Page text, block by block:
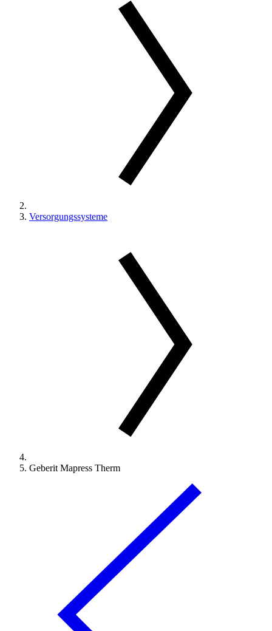
Versorgungssysteme
Geberit Mapress Therm